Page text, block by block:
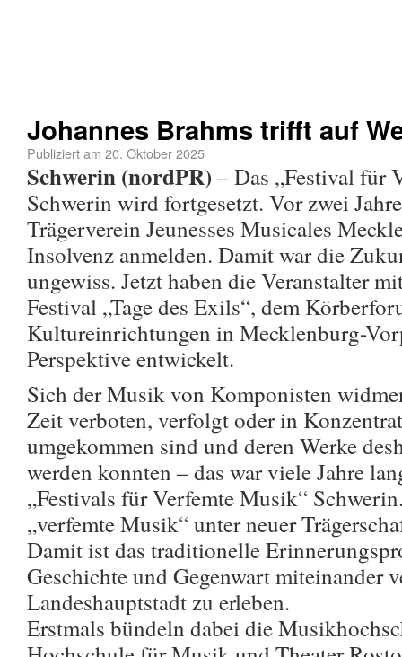
Johannes Brahms trifft auf
Publiziert am 20. Oktober 2025
Schwerin (nordPR)– Das „Festival für
Schwerin wird fortgesetzt. Vor zwei
Trägerverein Jeunesses Musicales
Insolvenz anmelden. Damit war die
ungewiss. Jetzt haben die Veranstalter
Festival „Tage des Exils“, dem
Kultureinrichtungen in Mecklenburg-
Perspektive entwickelt.
Sich der Musik von Komponisten
Zeit verboten, verfolgt oder in
umgekommen sind und deren Werke
werden konnten – das war viele Jahre
„Festivals für Verfemte Musik“
„verfemte Musik“ unter neuer
Damit ist das traditionelle
Geschichte und Gegenwart miteinander
Landeshauptstadt zu erleben.
Erstmals bündeln dabei die